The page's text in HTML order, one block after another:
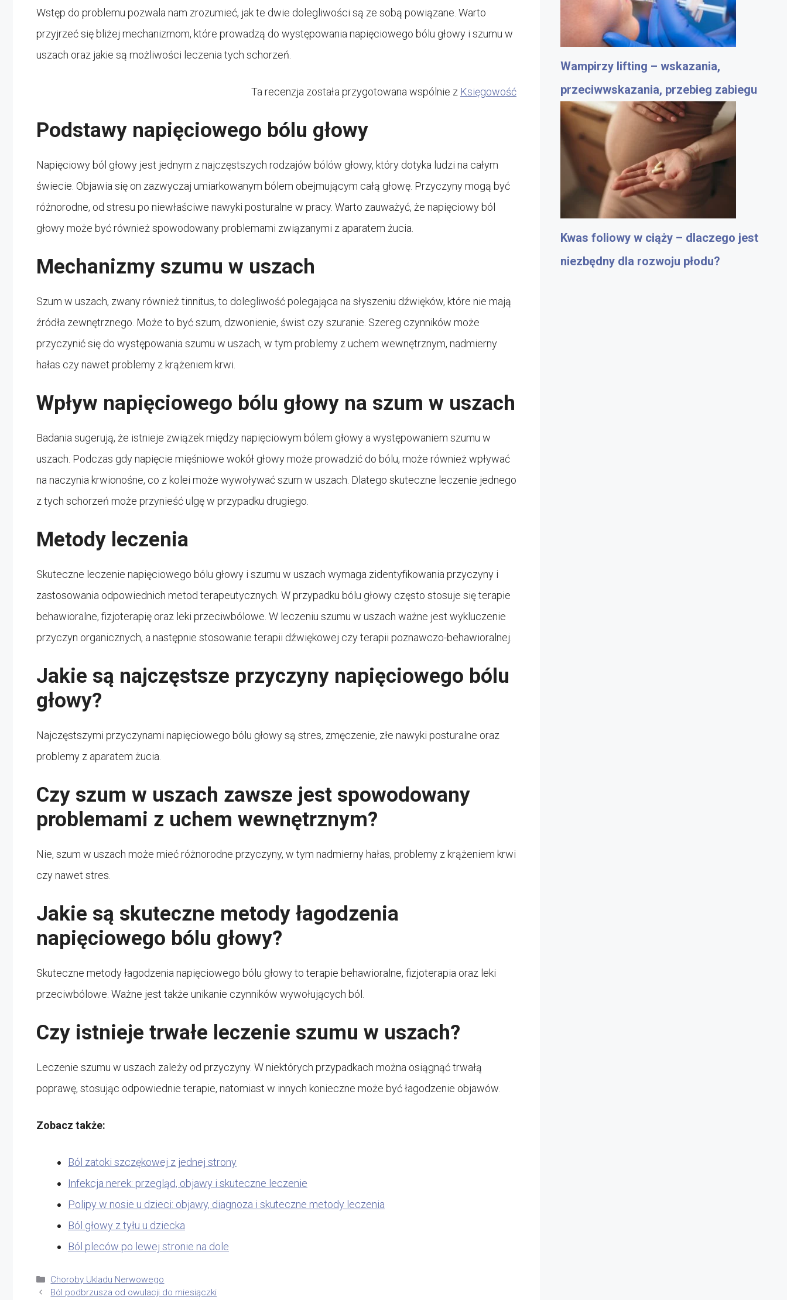
Wstęp do problemu pozwala nam zrozumieć, jak te dwie dolegliwości są ze sobą powiązane. Warto
przyjrzeć się bliżej mechanizmom, które prowadzą do występowania napięciowego bólu głowy i szumu w
uszach oraz jakie są możliwości leczenia tych schorzeń.
Ta recenzja została przygotowana wspólnie z Księgowość
Podstawy napięciowego bólu głowy
Napięciowy ból głowy jest jednym z najczęstszych rodzajów bólów głowy, który dotyka ludzi na całym
świecie. Objawia się on zazwyczaj umiarkowanym bólem obejmującym całą głowę. Przyczyny mogą być
różnorodne, od stresu po niewłaściwe nawyki posturalne w pracy. Warto zauważyć, że napięciowy ból
głowy może być również spowodowany problemami związanymi z aparatem żucia.
Mechanizmy szumu w uszach
Szum w uszach, zwany również tinnitus, to dolegliwość polegająca na słyszeniu dźwięków, które nie mają
źródła zewnętrznego. Może to być szum, dzwonienie, świst czy szuranie. Szereg czynników może
przyczynić się do występowania szumu w uszach, w tym problemy z uchem wewnętrznym, nadmierny
hałas czy nawet problemy z krążeniem krwi.
Wpływ napięciowego bólu głowy na szum w uszach
Badania sugerują, że istnieje związek między napięciowym bólem głowy a występowaniem szumu w
uszach. Podczas gdy napięcie mięśniowe wokół głowy może prowadzić do bólu, może również wpływać
na naczynia krwionośne, co z kolei może wywoływać szum w uszach. Dlatego skuteczne leczenie jednego
z tych schorzeń może przynieść ulgę w przypadku drugiego.
Metody leczenia
Skuteczne leczenie napięciowego bólu głowy i szumu w uszach wymaga zidentyfikowania przyczyny i
zastosowania odpowiednich metod terapeutycznych. W przypadku bólu głowy często stosuje się terapie
behawioralne, fizjoterapię oraz leki przeciwbólowe. W leczeniu szumu w uszach ważne jest wykluczenie
przyczyn organicznych, a następnie stosowanie terapii dźwiękowej czy terapii poznawczo-behawioralnej.
Jakie są najczęstsze przyczyny napięciowego bólu
głowy?
Najczęstszymi przyczynami napięciowego bólu głowy są stres, zmęczenie, złe nawyki posturalne oraz
problemy z aparatem żucia.
Czy szum w uszach zawsze jest spowodowany
problemami z uchem wewnętrznym?
Nie, szum w uszach może mieć różnorodne przyczyny, w tym nadmierny hałas, problemy z krążeniem krwi
czy nawet stres.
Jakie są skuteczne metody łagodzenia
napięciowego bólu głowy?
Skuteczne metody łagodzenia napięciowego bólu głowy to terapie behawioralne, fizjoterapia oraz leki
przeciwbólowe. Ważne jest także unikanie czynników wywołujących ból.
Czy istnieje trwałe leczenie szumu w uszach?
Leczenie szumu w uszach zależy od przyczyny. W niektórych przypadkach można osiągnąć trwałą
poprawę, stosując odpowiednie terapie, natomiast w innych konieczne może być łagodzenie objawów.
Zobacz także:
Ból zatoki szczękowej z jednej strony
Infekcja nerek: przegląd, objawy i skuteczne leczenie
Polipy w nosie u dzieci: objawy, diagnoza i skuteczne metody leczenia
Ból głowy z tyłu u dziecka
Ból pleców po lewej stronie na dole
Kategorie
Choroby Ukladu Nerwowego
Ból podbrzusza od owulacji do miesiączki
Wampirzy lifting – wskazania,
przeciwwskazania, przebieg zabiegu
Kwas foliowy w ciąży – dlaczego jest
niezbędny dla rozwoju płodu?